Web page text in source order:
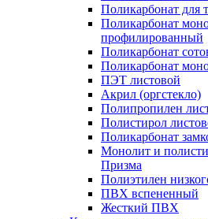
Поликарбонат для
Поликарбонат
профилированный
Поликарбонат
Поликарбонат
ПЭТ листовой
Акрил (оргстекло)
Полипропилен
Полистирол
Поликарбонат
Монолит и
Призма
Полиэтилен
ПВХ вспененный
Жесткий ПВХ